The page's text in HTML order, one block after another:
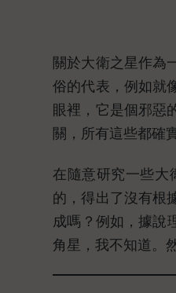
關於大衛之星作為
俗的代表，例如就
眼裡，它是個邪惡
關，所有這些都確
在隨意研究一些大
的，得出了沒有根
成嗎？例如，據說
角星，我不知道。